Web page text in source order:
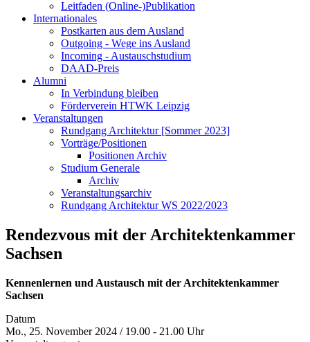
Leitfaden (Online-)Publikation
Internationales
Postkarten aus dem Ausland
Outgoing - Wege ins Ausland
Incoming - Austauschstudium
DAAD-Preis
Alumni
In Verbindung bleiben
Förderverein HTWK Leipzig
Veranstaltungen
Rundgang Architektur [Sommer 2023]
Vorträge/Positionen
Positionen Archiv
Studium Generale
Archiv
Veranstaltungsarchiv
Rundgang Architektur WS 2022/2023
Rendezvous mit der Architektenkammer
Sachsen
Kennenlernen und Austausch mit der Architektenkammer
Sachsen
Datum
Mo., 25. November 2024 / 19.00 - 21.00 Uhr